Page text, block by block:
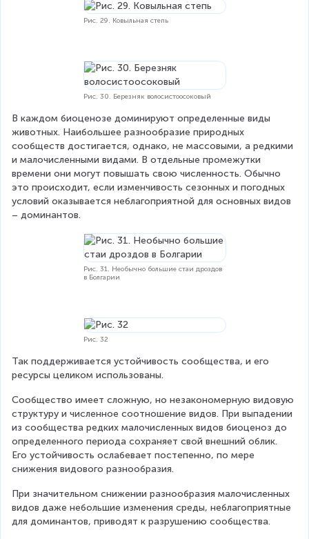
Рис. 29. Ковыльная степь
Рис. 30. Березняк волосистоосоковый
В каждом биоценозе доминируют определенные виды
животных. Наибольшее разнообразие природных
сообществ достигается, однако, не массовыми, а редкими
и малочисленными видами. В отдельные промежутки
времени они могут повышать свою численность. Обычно
это происходит, если изменчивость сезонных и погодных
условий оказывается неблагоприятной для основных видов
– доминантов.
Рис. 31. Необычно большие стаи дроздов
в Болгарии
Рис. 32
Так поддерживается устойчивость сообщества, и его
ресурсы целиком использованы.
Сообщество имеет сложную, но незакономерную видовую
структуру и численное соотношение видов. При выпадении
из сообщества редких малочисленных видов биоценоз до
определенного периода сохраняет свой внешний облик.
Его устойчивость ослабевает постепенно, по мере
снижения видового разнообразия.
При значительном снижении разнообразия малочисленных
видов даже небольшие изменения среды, неблагоприятные
для доминантов, приводят к разрушению сообщества.